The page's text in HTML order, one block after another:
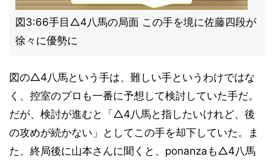
図3:66手目△4八馬の局面 この手を境に佐藤四段が
徐々に優勢に
図の△4八馬という手は、難しい手というわけではな
く、控室のプロも一番に予想して検討していた手だ。
だが、検討が進むと「△4八馬と指したいけれど、後
の攻めが続かない」としてこの手を却下していた。ま
た、終局後に山本さんに聞くと、ponanzaも△4八馬